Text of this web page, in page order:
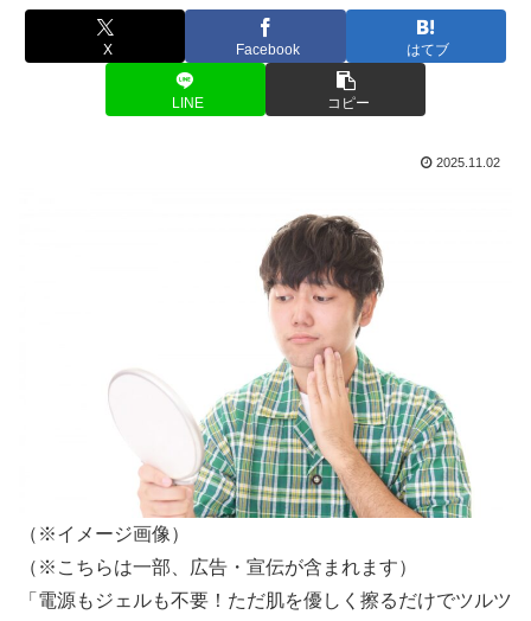
X Facebook はてブ
LINE コピー
2025.11.02
（※イメージ画像）
（※こちらは一部、広告・宣伝が含まれます）
「電源もジェルも不要！ただ肌を優しく擦るだけでツルツ